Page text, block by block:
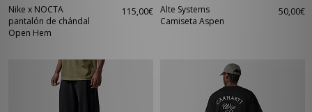
Nike x NOCTA
pantalón de chándal
Open Hem
115,00€ Alte Systems
Camiseta Aspen
50,00€